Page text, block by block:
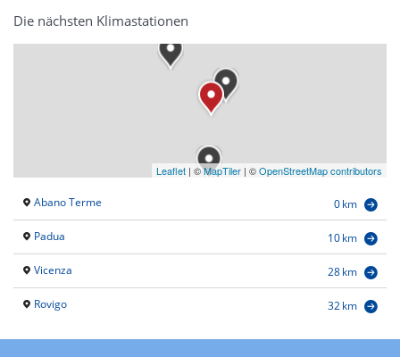
Die nächsten Klimastationen
Leaflet | ©MapTiler | ©OpenStreetMap contributors
Abano Terme 0 km
Padua 10 km
Vicenza 28 km
Rovigo 32 km